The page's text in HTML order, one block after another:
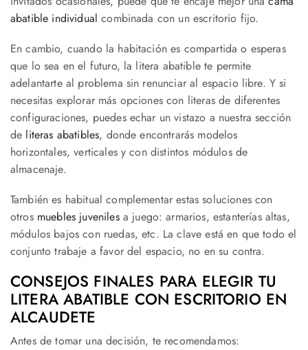
abatible individual combinada con un escritorio fijo.
En cambio, cuando la habitación es compartida o esperas
que lo sea en el futuro, la litera abatible te permite
adelantarte al problema sin renunciar al espacio libre. Y si
necesitas explorar más opciones con literas de diferentes
configuraciones, puedes echar un vistazo a nuestra sección
de literas abatibles, donde encontrarás modelos
horizontales, verticales y con distintos módulos de
almacenaje.
También es habitual complementar estas soluciones con
otros muebles juvenilesa juego: armarios, estanterías altas,
módulos bajos con ruedas, etc. La clave está en que todo el
conjunto trabaje a favor del espacio, no en su contra.
CONSEJOS FINALES PARA ELEGIR TU
LITERA ABATIBLE CON ESCRITORIO EN
ALCAUDETE
Antes de tomar una decisión, te recomendamos: